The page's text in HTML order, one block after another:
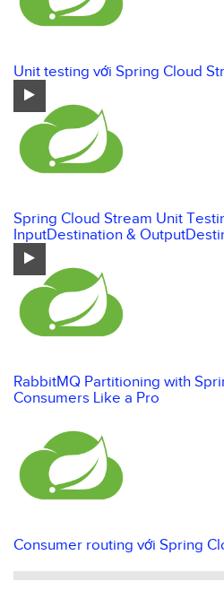
Unit testing với Spring Cloud
Spring Cloud Stream Unit
InputDestination &
RabbitMQ Partitioning with
Consumers Like a Pro
Consumer routing với Spring